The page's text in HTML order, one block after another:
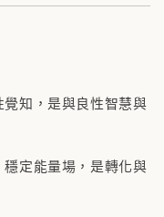
覺知，是與良性智慧與
穩定能量場，是轉化與